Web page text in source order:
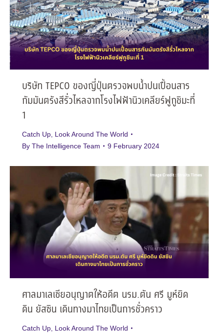
บริษัท TEPCO ของญี่ปุ่นตรวจพบน้ำปนเปื้อนสาร
กัมมันตรังสีรั่วไหลจากโรงไฟฟ้านิวเคลียร์ฟูกูชิมะที่
1
Catch Up Look Around The World
By The Intelligence Team 9 February 2024
ศาลมาเลเซียอนุญาตให้อดีต นรม.ตัน ศรี มูห์ยิด
ดิน ยัสซิน เดินทางมาไทยเป็นการชั่วคราว
Catch Up Look Around The World